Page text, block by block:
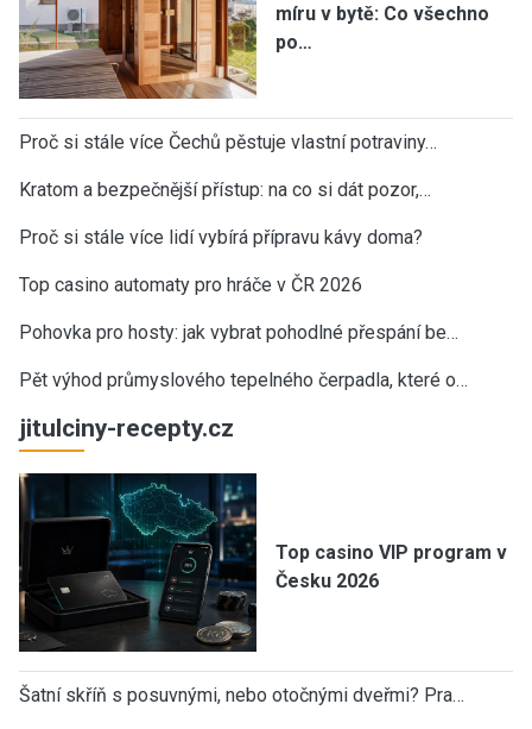
míru v bytě: Co všechno
po…
Proč si stále více Čechů pěstuje vlastní potraviny…
Kratom a bezpečnější přístup: na co si dát pozor,…
Proč si stále více lidí vybírá přípravu kávy doma?
Top casino automaty pro hráče v ČR 2026
Pohovka pro hosty: jak vybrat pohodlné přespání be…
Pět výhod průmyslového tepelného čerpadla, které o…
jitulciny-recepty.cz
Top casino VIP program v
Česku 2026
Šatní skříň s posuvnými, nebo otočnými dveřmi? Pra…